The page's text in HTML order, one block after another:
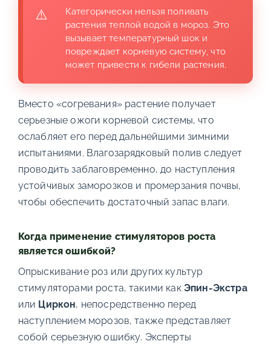
Категорически нельзя поливать
растения теплой водой в мороз. Это
вызывает температурный шок и
повреждает корневую систему, что
может привести к гибели растения.
Вместо «согревания» растение получает
серьезные ожоги корневой системы, что
ослабляет его перед дальнейшими зимними
испытаниями. Влагозарядковый полив следует
проводить заблаговременно, до наступления
устойчивых заморозков и промерзания почвы,
чтобы обеспечить достаточный запас влаги.
Когда применение стимуляторов роста
является ошибкой?
Опрыскивание роз или других культур
стимуляторами роста, такими как Эпин-Экстра
или Циркон, непосредственно перед
наступлением морозов, также представляет
собой серьезную ошибку. Эксперты